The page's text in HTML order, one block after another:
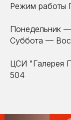
Режим работы
Понедельник
Суббота —
ЦСИ "Галерея
504